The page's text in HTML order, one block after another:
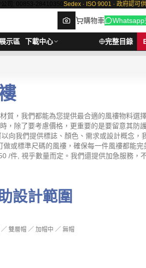
公司: 00853-28410350 Sedex · ISO 9001 · 政府認可
購物車 Whatsapp
示區 下載中心 完整目錄
質，我們都能為您提供最合適的風褸物料選擇
，除了要考慮價格，更重要的是要留意其防
向我們提供標誌、顏色、需求或設計概念，
或標準尺碼的風褸，確保每一件風褸都能完
/件, 視乎數量而定。我們還提供加急服務，
設計範圍
雙層帽 ／ 加帽中 ／ 無帽